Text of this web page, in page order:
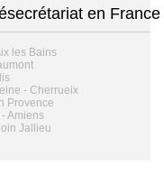
en France
les Bains
- Cherrueix
Provence
Amiens
Jallieu